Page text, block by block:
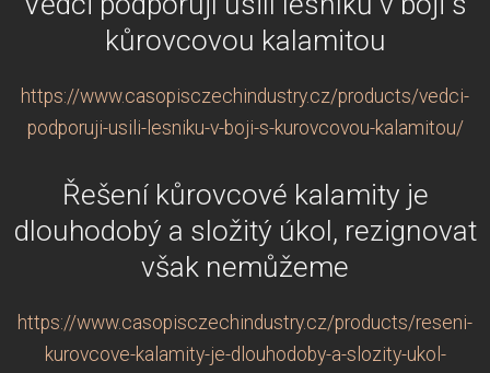
kůrovcovou kalamitou
https://www.casopisczechindustry.cz/products/vedci-
podporuji-usili-lesniku-v-boji-s-kurovcovou-kalamitou/
Řešení kůrovcové kalamity je
dlouhodobý a složitý úkol, rezignovat
však nemůžeme
https://www.casopisczechindustry.cz/products/reseni-
kurovcove-kalamity-je-dlouhodoby-a-slozity-ukol-